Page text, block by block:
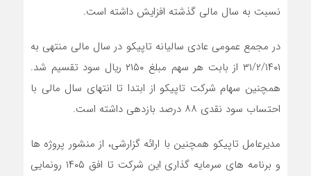
نسبت به سال مالی گذشته افزایش داشته است.
در مجمع عمومی عادی سالیانه تاپیکو در سال مالی منتهی به
۳۱/۲/۱۴۰۱ از بابت هر سهم مبلغ ۲۱۵۰ ریال سود تقسیم شد.
همچنین سهام شرکت تاپیکو از ابتدا تا انتهای سال مالی با
احتساب سود نقدی ۸۸ درصد بازدهی داشته است.
مدیرعامل تاپیکو همچنین با ارائه گزارشی، از منشور پروژه ها
و برنامه های سرمایه گذاری این شرکت تا افق ۱۴۰۵ رونمایی